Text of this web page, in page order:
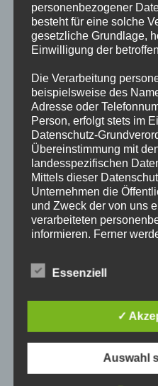
VORHERIGER BEITRAG
Watchdog aktiviert
NÄCHSTER BEITRAG
Neuer HamNet Link
Schreibe einen
Deine E-Mail-Adresse wird
Erforderliche Felder sind mit
Kommentar*
personenbezogener
besteht für eine solche
gesetzliche Grundlage,
Einwilligung der
Die Verarbeitung
beispielsweise des
Adresse oder
Person, erfolgt stets im
Datenschutz-
Übereinstimmung mit
landesspezifischen
Mittels dieser
Unternehmen die
und Zweck der von uns
verarbeiteten
informieren. Ferner
zustehenden Rechte
zahlreiche technische
Maßnahmen umgesetzt,
lückenlosen Schutz der
sicherzustellen.
Datenübertragungen
Essenziell
✓
Auswahl